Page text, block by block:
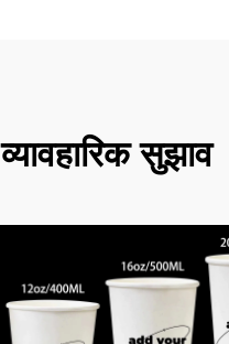
व्यावहारिक सुझाव